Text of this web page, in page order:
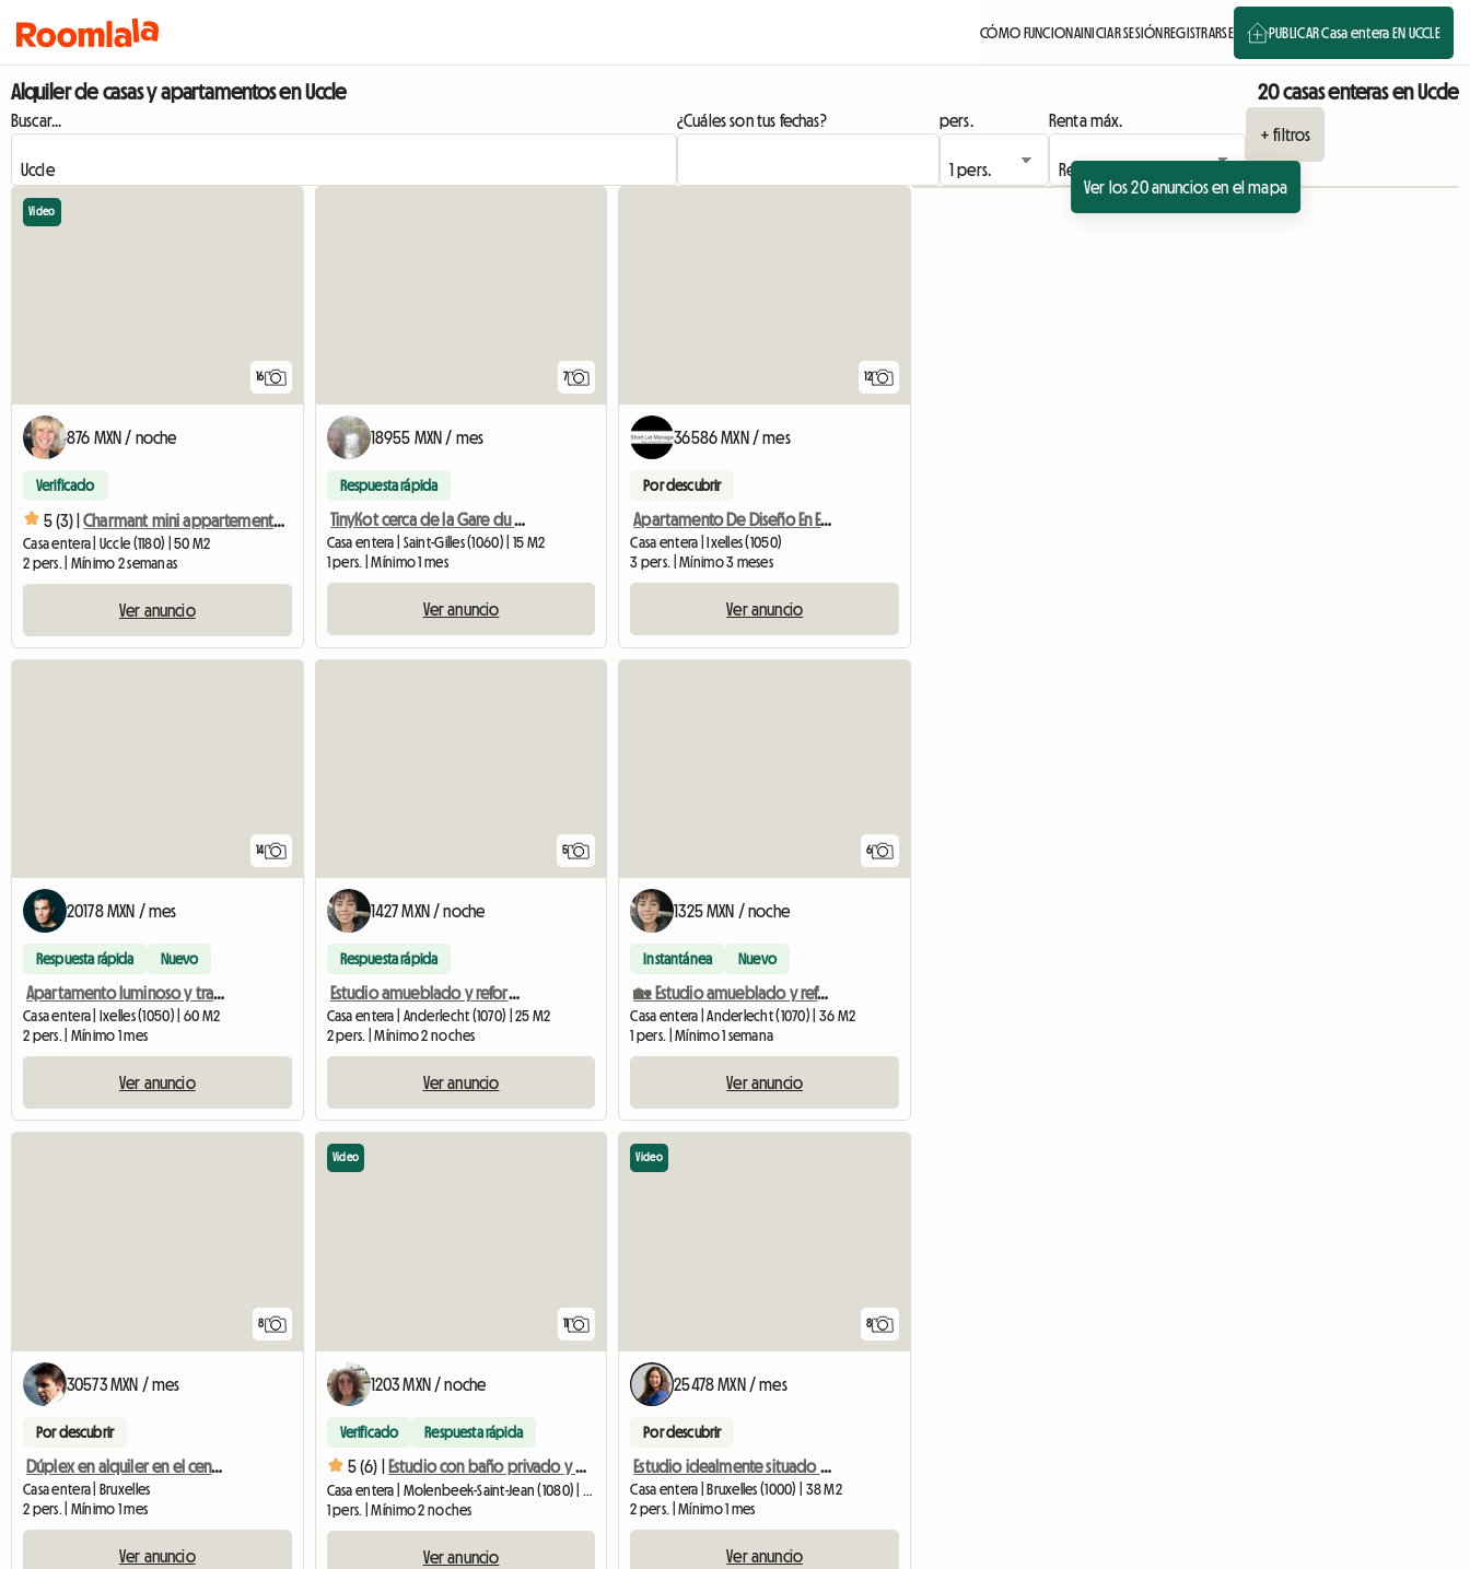
CÓMO FUNCIONAINICIAR SESIÓNREGISTRARSE PUBLICAR Casa entera EN UCCLE
Alquiler de casas y apartamentos en Uccle 20 casas enteras en Uccle
Buscar... ¿Cuáles son tus fechas? pers.
Renta máx.
+ filtros
Ver los 20 anuncios en el mapa
16
Video
876 MXN / noche
Verificado
5 (3) | Charmant mini appartement dans un sous-sol aménagé
Casa entera | Uccle (1180) | 50 M2
2 pers. | Mínimo 2 semanas
Ver anuncio
7
18955 MXN / mes
Respuesta rápida
TinyKot cerca de la Gare du Midi y Parc @SaintGilles
Casa entera | Saint-Gilles (1060) | 15 M2
1 pers. | Mínimo 1 mes
Ver anuncio
12
36586 MXN / mes
Por descubrir
Apartamento De Diseño En El Corazón De Bruselas
Casa entera | Ixelles (1050)
3 pers. | Mínimo 3 meses
Ver anuncio
14
20178 MXN / mes
Respuesta rápida Nuevo
Apartamento luminoso y tranquilo con terraza
Casa entera | Ixelles (1050) | 60 M2
2 pers. | Mínimo 1 mes
Ver anuncio
5
1427 MXN / noche
Respuesta rápida
Estudio amueblado y reformado – Anderlecht, a 10 min del centro de la ciudad
Casa entera | Anderlecht (1070) | 25 M2
2 pers. | Mínimo 2 noches
Ver anuncio
6
1325 MXN / noche
Instantánea Nuevo
🏡 Estudio amueblado y reformado de 35 m² en alquiler – Anderlecht
Casa entera | Anderlecht (1070) | 36 M2
1 pers. | Mínimo 1 semana
Ver anuncio
8
30573 MXN / mes
Por descubrir
Dúplex en alquiler en el centro de Bruselas
Casa entera | Bruxelles
2 pers. | Mínimo 1 mes
Ver anuncio
11
Video
1203 MXN / noche
Verificado Respuesta rápida
5 (6) | Estudio con baño privado y terraza orientada al sur
1 pers. | Mínimo 2 noches
Ver anuncio
8
Video
25478 MXN / mes
Por descubrir
Estudio idealmente situado en el barrio europeo.
Casa entera | Bruxelles (1000) | 38 M2
2 pers. | Mínimo 1 mes
Ver anuncio